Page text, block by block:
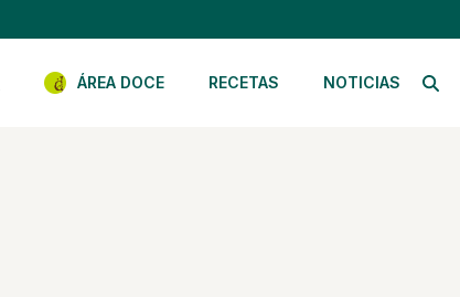
ÁREA DOCE RECETAS NOTICIAS